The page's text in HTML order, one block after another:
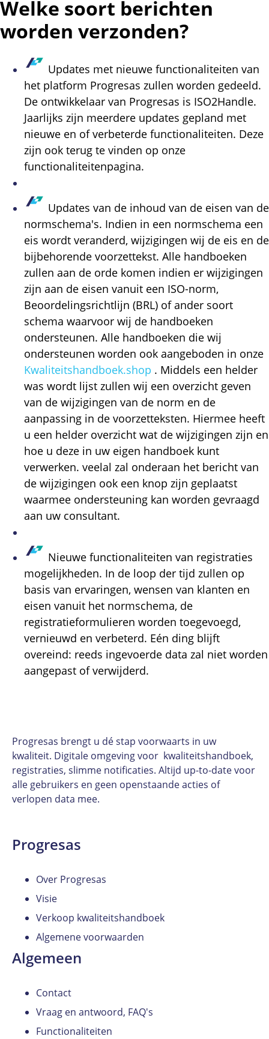
Welke soort berichten
worden verzonden?
Updates met nieuwe functionaliteiten van
het platform Progresas zullen worden gedeeld.
De ontwikkelaar van Progresas is ISO2Handle.
Jaarlijks zijn meerdere updates gepland met
nieuwe en of verbeterde functionaliteiten. Deze
zijn ook terug te vinden op onze
functionaliteitenpagina.
Updates van de inhoud van de eisen van de
normschema's. Indien in een normschema een
eis wordt veranderd, wijzigingen wij de eis en de
bijbehorende voorzettekst. Alle handboeken
zullen aan de orde komen indien er wijzigingen
zijn aan de eisen vanuit een ISO-norm,
Beoordelingsrichtlijn (BRL) of ander soort
schema waarvoor wij de handboeken
ondersteunen. Alle handboeken die wij
ondersteunen worden ook aangeboden in onze
Kwaliteitshandboek.shop . Middels een helder
was wordt lijst zullen wij een overzicht geven
van de wijzigingen van de norm en de
aanpassing in de voorzetteksten. Hiermee heeft
u een helder overzicht wat de wijzigingen zijn en
hoe u deze in uw eigen handboek kunt
verwerken. veelal zal onderaan het bericht van
de wijzigingen ook een knop zijn geplaatst
waarmee ondersteuning kan worden gevraagd
aan uw consultant.
Nieuwe functionaliteiten van registraties
mogelijkheden. In de loop der tijd zullen op
basis van ervaringen, wensen van klanten en
eisen vanuit het normschema, de
registratieformulieren worden toegevoegd,
vernieuwd en verbeterd. Eén ding blijft
overeind: reeds ingevoerde data zal niet worden
aangepast of verwijderd.
Progresas brengt u dé stap voorwaarts in uw
kwaliteit. Digitale omgeving voor kwaliteitshandboek,
registraties, slimme notificaties. Altijd up-to-date voor
alle gebruikers en geen openstaande acties of
verlopen data mee.
Progresas
Over Progresas
Visie
Verkoop kwaliteitshandboek
Algemene voorwaarden
Algemeen
Contact
Vraag en antwoord, FAQ's
Functionaliteiten